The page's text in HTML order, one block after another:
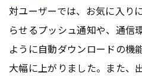
対ユーザーでは、お気に入り
らせるプッシュ通知や、通信
ように自動ダウンロードの機
大幅に上がりました。また、